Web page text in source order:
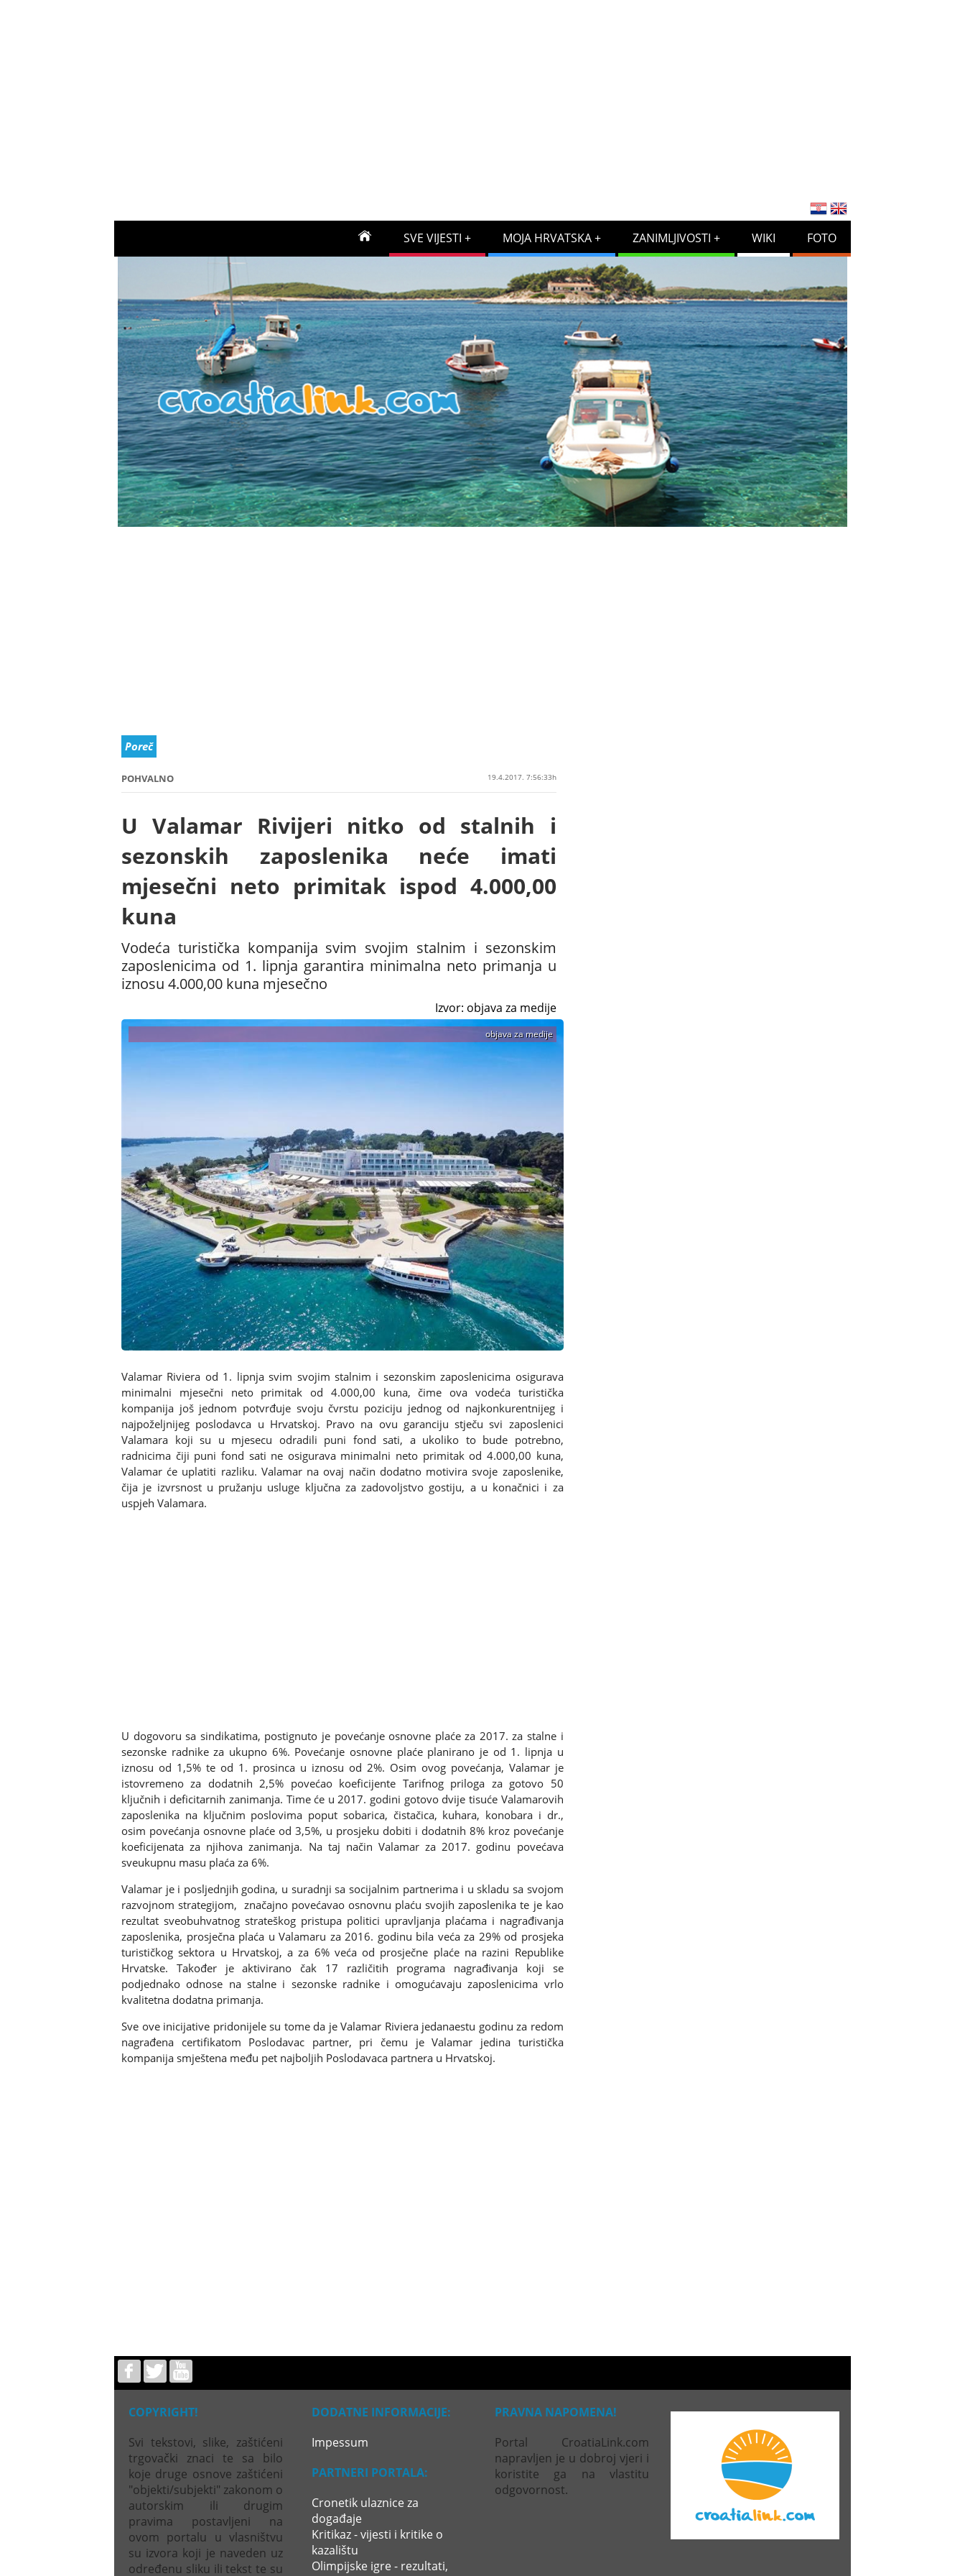
SVE VIJESTI MOJA HRVATSKA ZANIMLJIVOSTI WIKI FOTO
Poreč
POHVALNO 19.4.2017. 7:56:33h
U Valamar Rivijeri nitko od stalnih i
sezonskih zaposlenika neće imati
mjesečni neto primitak ispod 4.000,00
kuna
Vodeća turistička kompanija svim svojim stalnim i sezonskim
zaposlenicima od 1. lipnja garantira minimalna neto primanja u
iznosu 4.000,00 kuna mjesečno
Izvor: objava za medije
objava za medije
Valamar Riviera od 1. lipnja svim svojim stalnim i sezonskim zaposlenicima osigurava
minimalni mjesečni neto primitak od 4.000,00 kuna, čime ova vodeća turistička
kompanija još jednom potvrđuje svoju čvrstu poziciju jednog od najkonkurentnijeg i
najpoželjnijeg poslodavca u Hrvatskoj. Pravo na ovu garanciju stječu svi zaposlenici
Valamara koji su u mjesecu odradili puni fond sati, a ukoliko to bude potrebno,
radnicima čiji puni fond sati ne osigurava minimalni neto primitak od 4.000,00 kuna,
Valamar će uplatiti razliku. Valamar na ovaj način dodatno motivira svoje zaposlenike,
čija je izvrsnost u pružanju usluge ključna za zadovoljstvo gostiju, a u konačnici i za
uspjeh Valamara.
U dogovoru sa sindikatima, postignuto je povećanje osnovne plaće za 2017. za stalne i
sezonske radnike za ukupno 6%. Povećanje osnovne plaće planirano je od 1. lipnja u
iznosu od 1,5% te od 1. prosinca u iznosu od 2%. Osim ovog povećanja, Valamar je
istovremeno za dodatnih 2,5% povećao koeficijente Tarifnog priloga za gotovo 50
ključnih i deficitarnih zanimanja. Time će u 2017. godini gotovo dvije tisuće Valamarovih
zaposlenika na ključnim poslovima poput sobarica, čistačica, kuhara, konobara i dr.,
osim povećanja osnovne plaće od 3,5%, u prosjeku dobiti i dodatnih 8% kroz povećanje
koeficijenata za njihova zanimanja. Na taj način Valamar za 2017. godinu povećava
sveukupnu masu plaća za 6%.
Valamar je i posljednjih godina, u suradnji sa socijalnim partnerima i u skladu sa svojom
razvojnom strategijom, značajno povećavao osnovnu plaću svojih zaposlenika te je kao
rezultat sveobuhvatnog strateškog pristupa politici upravljanja plaćama i nagrađivanja
zaposlenika, prosječna plaća u Valamaru za 2016. godinu bila veća za 29% od prosjeka
turističkog sektora u Hrvatskoj, a za 6% veća od prosječne plaće na razini Republike
Hrvatske. Također je aktivirano čak 17 različitih programa nagrađivanja koji se
podjednako odnose na stalne i sezonske radnike i omogućavaju zaposlenicima vrlo
kvalitetna dodatna primanja.
Sve ove inicijative pridonijele su tome da je Valamar Riviera jedanaestu godinu za redom
nagrađena certifikatom Poslodavac partner, pri čemu je Valamar jedina turistička
kompanija smještena među pet najboljih Poslodavaca partnera u Hrvatskoj.
COPYRIGHT!
Svi tekstovi, slike, zaštićeni
trgovački znaci te sa bilo
koje druge osnove zaštićeni
"objekti/subjekti" zakonom o
autorskim ili drugim
pravima postavljeni na
ovom portalu u vlasništvu
su izvora koji je naveden uz
određenu sliku ili tekst te su
DODATNE INFORMACIJE:
Impessum
PARTNERI PORTALA:
Cronetik ulaznice za
događaje
Kritikaz - vijesti i kritike o
kazalištu
Olimpijske igre - rezultati,
PRAVNA NAPOMENA!
Portal CroatiaLink.com
napravljen je u dobroj vjeri i
koristite ga na vlastitu
odgovornost.